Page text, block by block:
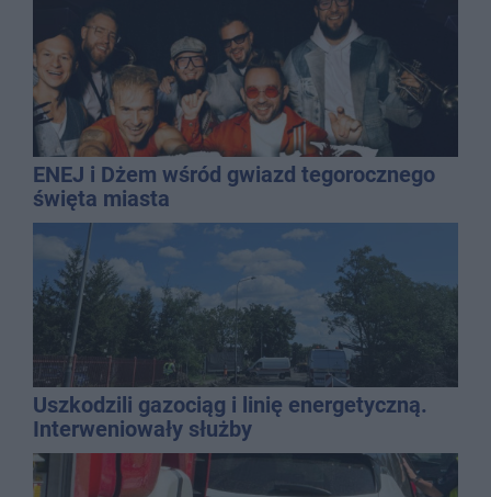
ENEJ i Dżem wśród gwiazd tegorocznego
święta miasta
Uszkodzili gazociąg i linię energetyczną.
Interweniowały służby